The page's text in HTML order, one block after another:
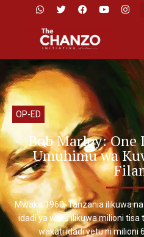
OP-ED
Bob Marley:
Umuhimu wa
Mwaka 1960, Tanzania ilikuwa
idadi ya watu ilikuwa milioni
wakati idadi yetu ni milioni